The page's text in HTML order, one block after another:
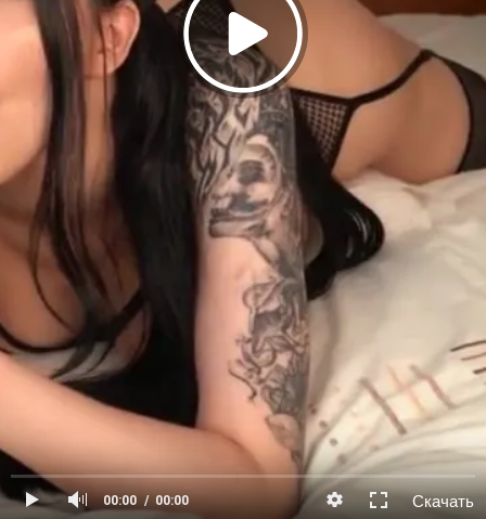
00:00 00:00 Скачать